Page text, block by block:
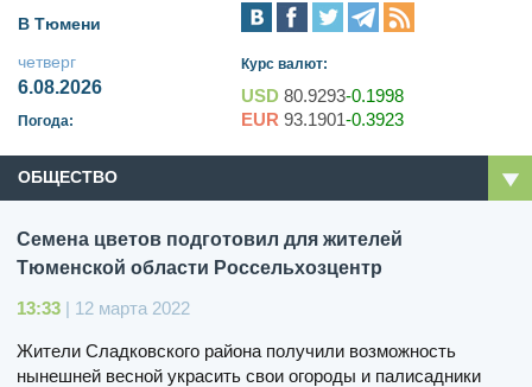
В Тюмени
четверг
6.08.2026
Погода:
Курс валют:
USD 80.9293-0.1998
EUR 93.1901-0.3923
ОБЩЕСТВО
Семена цветов подготовил для жителей
Тюменской области Россельхозцентр
13:33 | 12 марта 2022
Жители Сладковского района получили возможность
нынешней весной украсить свои огороды и палисадники